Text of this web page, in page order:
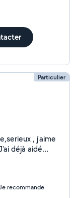
Particulier
déjà aidé
dans ce
laver, canapé,
recommande